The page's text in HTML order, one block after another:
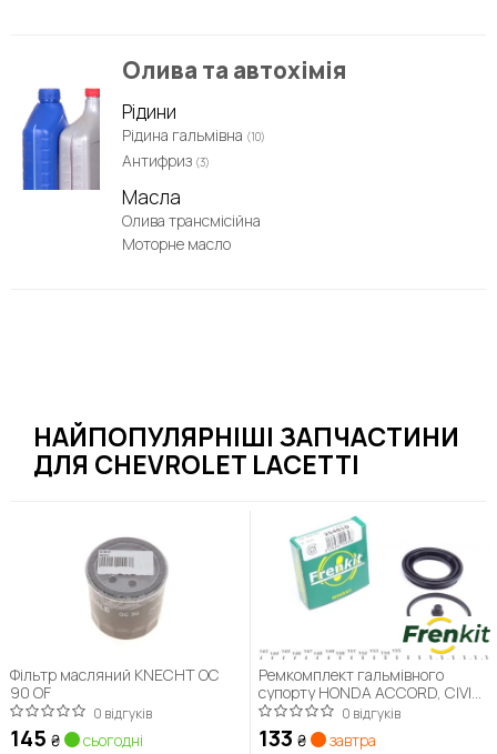
Олива та автохімія
Рідини
Рідина гальмівна (10)
Антифриз (3)
Масла
Олива трансмісійна
Моторне масло
НАЙПОПУЛЯРНІШІ ЗАПЧАСТИНИ
ДЛЯ CHEVROLET LACETTI
Фільтр масляний KNECHT OC
90 OF
0 відгуків
145 ₴ сьогодні
Ремкомплект гальмівного
супорту HONDA ACCORD, CIVIC
ISUZU GEMINI MAZDA 323, 626
0 відгуків
133 ₴ завтра